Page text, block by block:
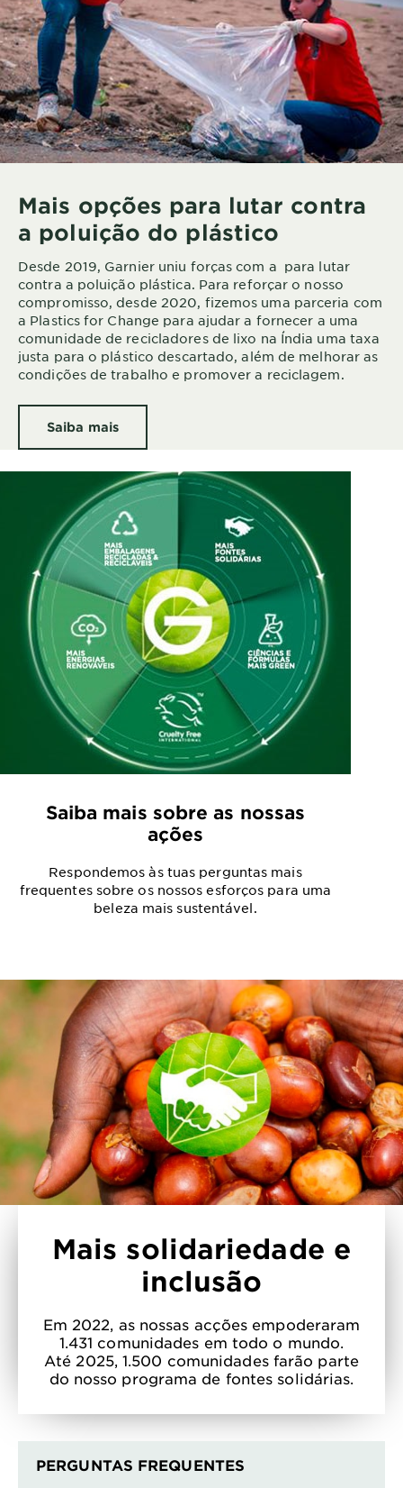
Mais opções para lutar contra
a poluição do plástico
Desde 2019, Garnier uniu forças com a para lutar
contra a poluição plástica. Para reforçar o nosso
compromisso, desde 2020, fizemos uma parceria com
a Plastics for Change para ajudar a fornecer a uma
comunidade de recicladores de lixo na Índia uma taxa
justa para o plástico descartado, além de melhorar as
condições de trabalho e promover a reciclagem.
Saiba mais
Saiba mais sobre as nossas
ações
Respondemos às tuas perguntas mais
frequentes sobre os nossos esforços para uma
beleza mais sustentável.
Mais solidariedade e
inclusão
Em 2022, as nossas acções empoderaram
1.431 comunidades em todo o mundo.
Até 2025, 1.500 comunidades farão parte
do nosso programa de fontes solidárias.
PERGUNTAS FREQUENTES